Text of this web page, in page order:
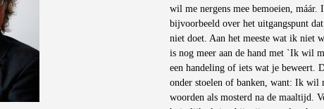
wil me nergens mee bemoeien,
bijvoorbeeld over het uitgangspunt
niet doet. Aan het meeste wat ik
is nog meer aan de hand met `Ik wil
een handeling of iets wat je beweert.
onder stoelen of banken, want: Ik wil
woorden als mosterd na de maaltijd.